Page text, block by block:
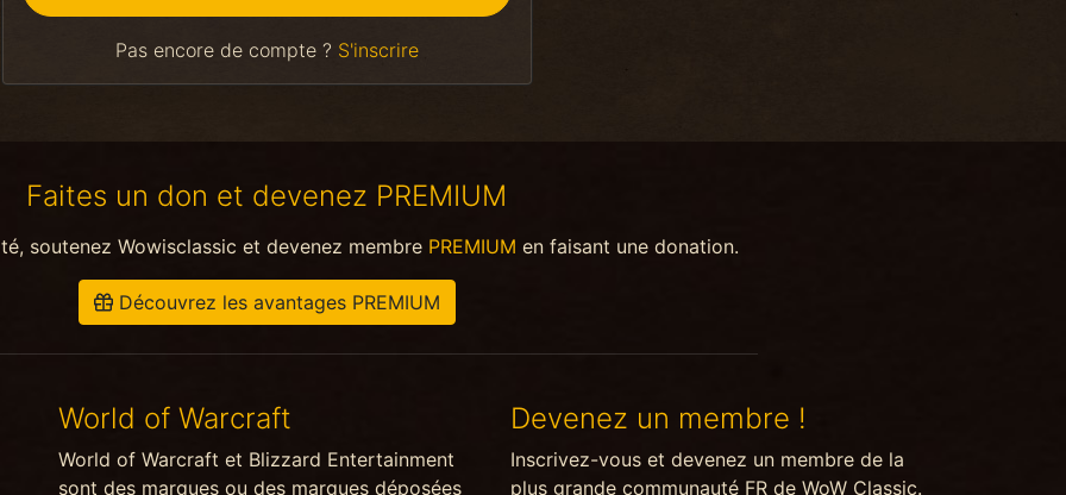
Pas encore de compte ? S'inscrire
Faites un don et devenez PREMIUM
soutenez Wowisclassic et devenez membre PREMIUM en faisant une donation.
Découvrez les avantages PREMIUM
World of Warcraft
World of Warcraft et Blizzard Entertainment
sont des marques ou des marques déposées
Devenez un membre !
Inscrivez-vous et devenez un membre de la
plus grande communauté FR de WoW Classic.